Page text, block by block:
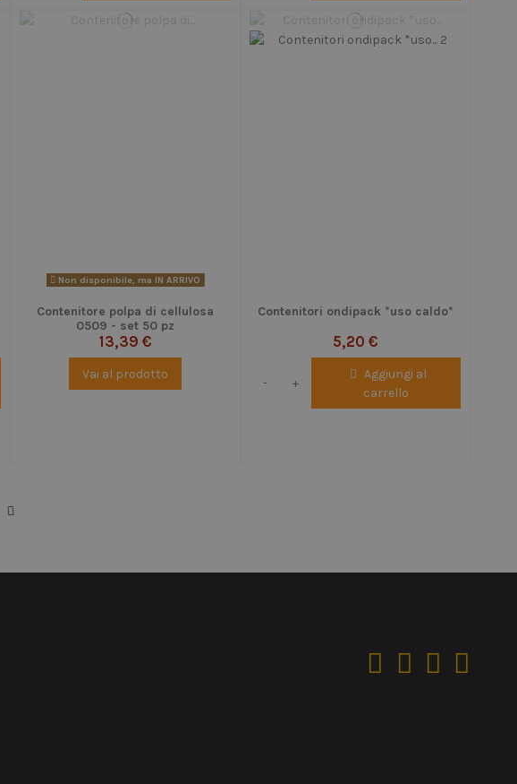
Non disponibile, ma IN ARRIVO
Contenitore polpa di cellulosa
0509 - set 50 pz
13,39 €
Vai al prodotto
Contenitori ondipack *uso caldo*
5,20 €
- +
Aggiungi al
carrello